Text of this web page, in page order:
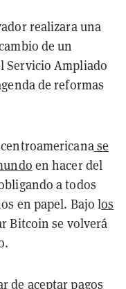
realizara una
de un
Servicio Ampliado
de reformas
se
en hacer del
a todos
en papel. Bajo los
Bitcoin se volverá
de aceptar pagos